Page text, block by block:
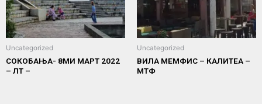
Uncategorized
СОКОБАЊА- 8МИ МАРТ 2022
– ЛТ –
Uncategorized
ВИЛА МЕМФИС – КАЛИТЕА –
МТФ